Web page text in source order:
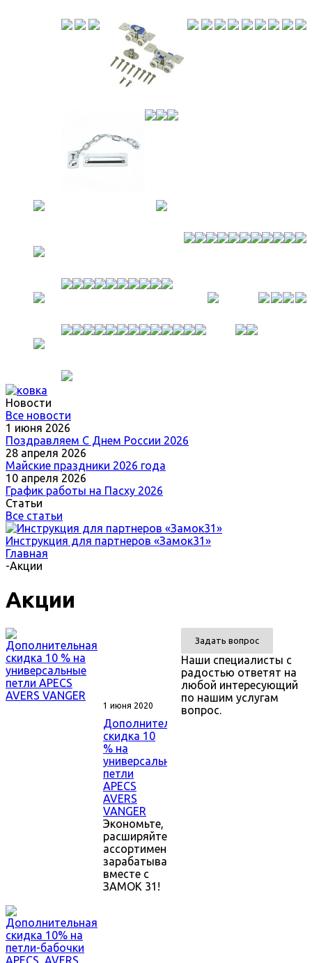
Новости
Все новости
1 июня 2026
Поздравляем С Днем России 2026
28 апреля 2026
Майские праздники 2026 года
10 апреля 2026
График работы на Пасху 2026
Статьи
Все статьи
Инструкция для партнеров «Замок31»
Главная
-Акции
Акции
Задать вопрос
Наши специалисты с
радостью ответят на
любой интересующий
по нашим услугам
вопрос.
1 июня 2020
Дополнительная
скидка 10
% на
универсальные
петли
APECS
AVERS
VANGER
Экономьте,
расширяйте
ассортимент,
зарабатывайте
вместе с
ЗАМОК 31!